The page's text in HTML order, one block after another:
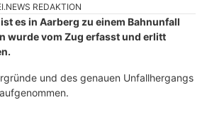
REDAKTION
es in Aarberg zu einem Bahnunfall
wurde vom Zug erfasst und erlitt
und des genauen Unfallhergangs